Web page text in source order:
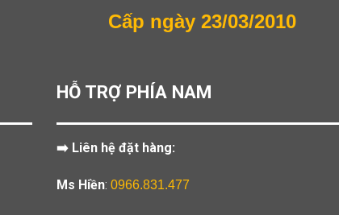
Cấp ngày 23/03/2010
HỖ TRỢ PHÍA NAM
➡️ Liên hệ đặt hàng:
Ms Hiền: 0966.831.477